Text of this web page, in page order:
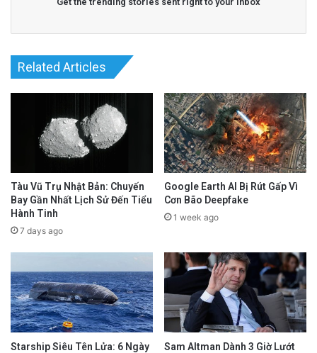
Related Articles
Tàu Vũ Trụ Nhật Bản: Chuyến
Bay Gần Nhất Lịch Sử Đến Tiểu
Hành Tinh
7 days ago
Google Earth AI Bị Rút Gấp Vì
Cơn Bão Deepfake
1 week ago
Starship Siêu Tên Lửa: 6 Ngày
Sam Altman Dành 3 Giờ Lướt